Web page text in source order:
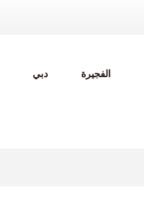
الفجيرة دبي